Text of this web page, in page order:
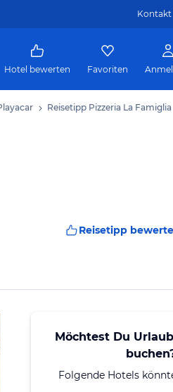
Kontakt
Hotel bewerten Favoriten
Reisetipp Pizzeria La Famiglia
Reisetipp
Möchtest Du
Folgende Hotels